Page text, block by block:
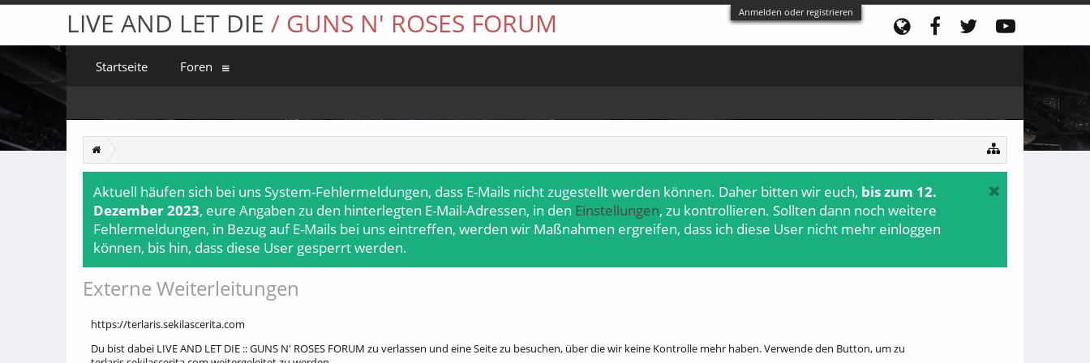
Anmelden oder registrieren
Aktuell häufen sich bei uns System-Fehlermeldungen, dass E-Mails nicht zugestellt werden können. Daher bitten wir euch, bis zum 12.
Dezember 2023, eure Angaben zu den hinterlegten E-Mail-Adressen, in den Einstellungen, zu kontrollieren. Sollten dann noch weitere
Fehlermeldungen, in Bezug auf E-Mails bei uns eintreffen, werden wir Maßnahmen ergreifen, dass ich diese User nicht mehr einloggen
können, bis hin, dass diese User gesperrt werden.
Externe Weiterleitungen
https://terlaris.sekilascerita.com
Du bist dabei LIVE AND LET DIE :: GUNS N' ROSES FORUM zu verlassen und eine Seite zu besuchen, über die wir keine Kontrolle mehr haben. Verwende den Button, um zu
LIVE AND LET DIE / GUNS N' ROSES FORUM
Startseite Foren